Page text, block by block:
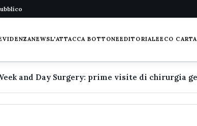
NEWSL'ATTACCA BOTTONEEDITORIALEECO